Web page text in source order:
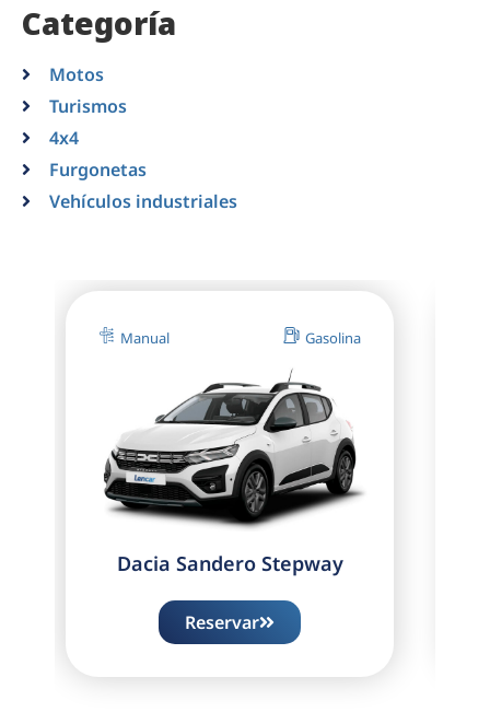
Categoría
Motos
Turismos
4x4
Furgonetas
Vehículos industriales
Manual Gasolina
Dacia Sandero Stepway
Reservar